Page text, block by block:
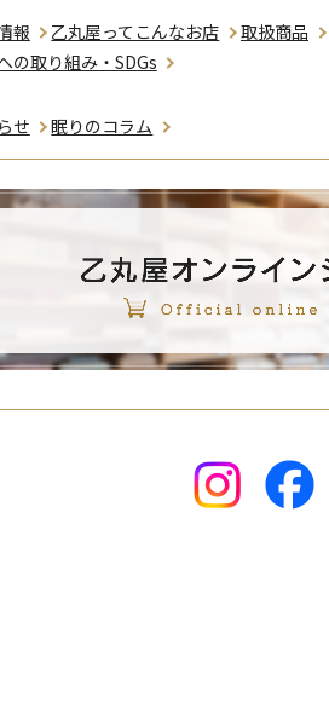
報 乙丸屋ってこんなお店 取扱商品
の取り組み・SDGs
せ 眠りのコラム